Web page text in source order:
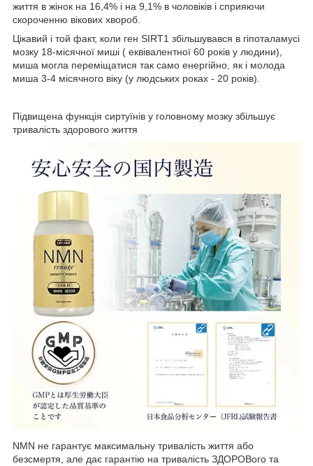
життя в жінок на 16,4% і на 9,1% в чоловіків і сприяючи
скороченню вікових хвороб.
Цікавий і той факт, коли ген SIRT1 збільшувався в гіпоталамусі
мозку 18-місячної миші ( еквівалентної 60 років у людини),
миша могла переміщатися так само енергійно, як і молода
миша 3-4 місячного віку (у людських роках - 20 років).
Підвищена функція сиртуїнів у головному мозку збільшує
тривалість здорового життя
NMN не гарантує максимальну тривалість життя або
безсмертя, але дає гарантію на тривалість ЗДОРОВого та